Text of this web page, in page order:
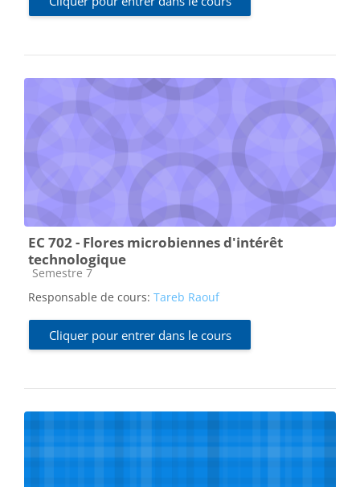
EC 702 - Flores microbiennes d'intérêt
technologique
Catégorie de cours
Semestre 7
Responsable de cours: Tareb Raouf
Cliquer pour entrer dans le cours